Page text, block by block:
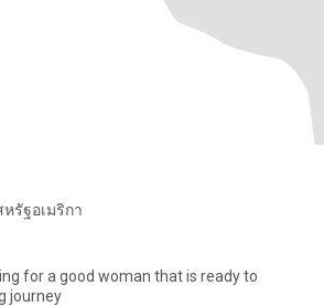
หรัฐอเมริกา
for a good woman that is ready to
journey